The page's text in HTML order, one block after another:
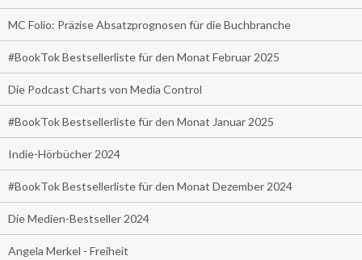
MC Folio: Präzise Absatzprognosen für die Buchbranche
#BookTok Bestsellerliste für den Monat Februar 2025
Die Podcast Charts von Media Control
#BookTok Bestsellerliste für den Monat Januar 2025
Indie-Hörbücher 2024
#BookTok Bestsellerliste für den Monat Dezember 2024
Die Medien-Bestseller 2024
Angela Merkel - Freiheit